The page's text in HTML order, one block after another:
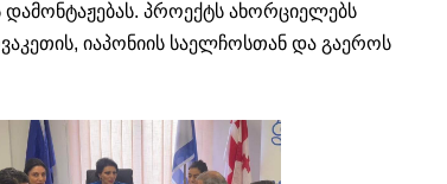
პროექტს ახორციელებს
იაპონიის საელჩოსთან და გაეროს